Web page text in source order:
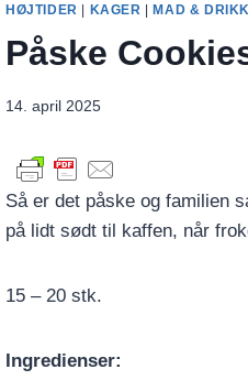
HØJTIDER | KAGER |MAD &
Påske
14. april 2025
Så er det påske og familien
på lidt sødt til kaffen, når
15 – 20 stk.
Ingredienser: